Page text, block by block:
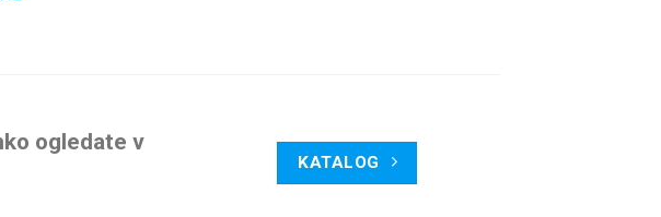
ogledate v
KATALOG